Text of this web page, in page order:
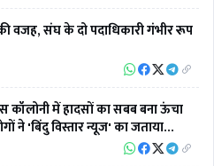
वजह, संघ के दो पदाधिकारी गंभीर रूप
में हादसों का सबब बना ऊंचा
ने 'बिंदु विस्तार न्यूज' का जताया